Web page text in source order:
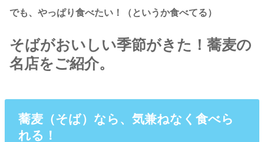
でも、やっぱり食べたい！（というか食べてる）
そばがおいしい季節がきた！蕎麦の
名店をご紹介。
蕎麦（そば）なら、気兼ねなく食べら
れる！